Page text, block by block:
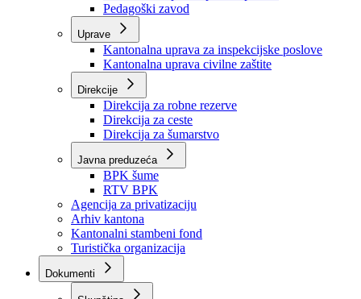
Zavod zdravstvenog osiguranja
Zavod za javno zdravstvo
Zavod za besplatnu pravnu pomoć
Pedagoški zavod
Kantonalna uprava za inspekcijske poslove
Kantonalna uprava civilne zaštite
Direkcije
Direkcija za robne rezerve
Direkcija za ceste
Direkcija za šumarstvo
Javna preduzeća
BPK šume
RTV BPK
Agencija za privatizaciju
Arhiv kantona
Kantonalni stambeni fond
Turistička organizacija